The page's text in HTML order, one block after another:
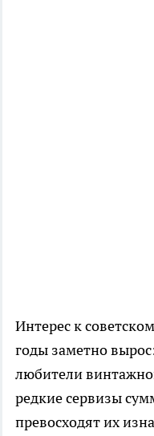
Интерес к
годы заметно
любители
редкие сервизы
превосходят их